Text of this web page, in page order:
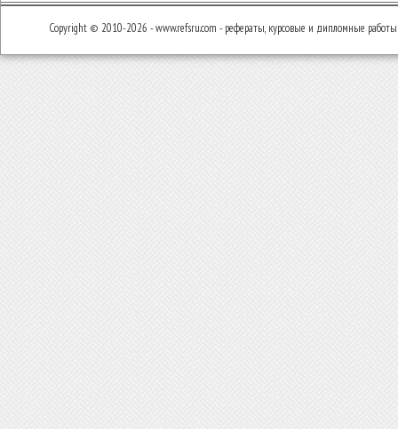
Copyright © 2010-2026 - www.refsru.com - рефераты, курсовые и дипломные работы